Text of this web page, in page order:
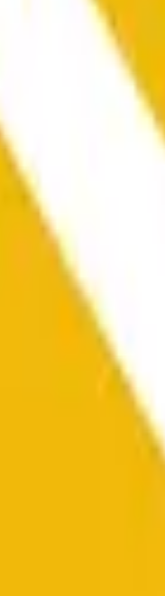
at the end of the
this market is
to Chainlink data